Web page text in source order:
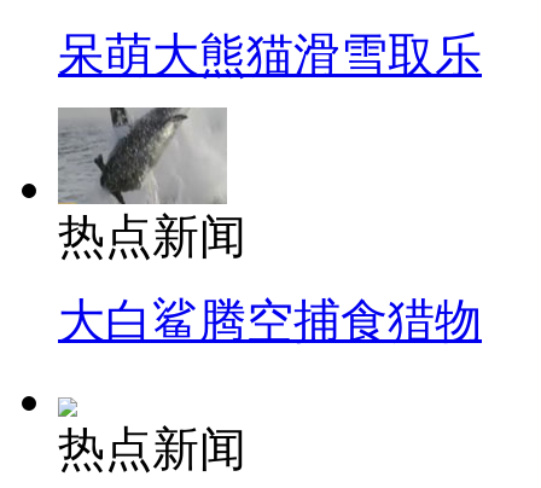
呆萌大熊猫滑雪取乐
热点新闻
大白鲨腾空捕食猎物
热点新闻